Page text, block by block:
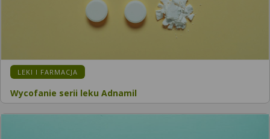
LEKI I FARMACJA
Wycofanie serii leku Adnamil